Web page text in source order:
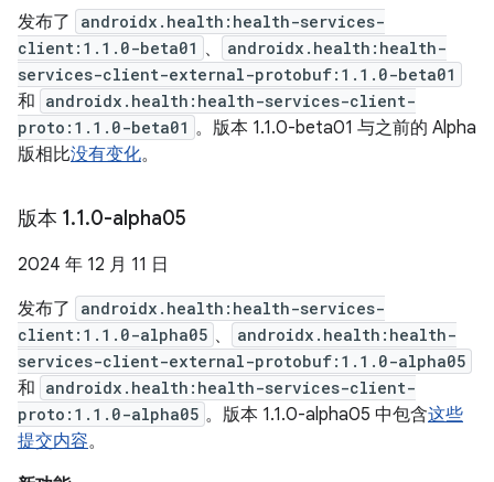
发布了
androidx.health:health-services-
client:1.1.0-beta01 、
androidx.health:health-
services-client-external-protobuf:1.1.0-beta01
和 androidx.health:health-services-client-
proto:1.1.0-beta01 。版本 1.1.0-beta01 与之前的 Alpha
版相比没有变化。
版本 1.1.0-alpha05
2024 年 12 月 11 日
发布了
androidx.health:health-services-
client:1.1.0-alpha05 、
androidx.health:health-
services-client-external-protobuf:1.1.0-alpha05
和 androidx.health:health-services-client-
proto:1.1.0-alpha05 。版本 1.1.0-alpha05 中包含这些
提交内容。